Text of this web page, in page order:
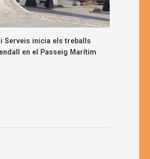
i Serveis inicia els treballs
en el Passeig Marítim